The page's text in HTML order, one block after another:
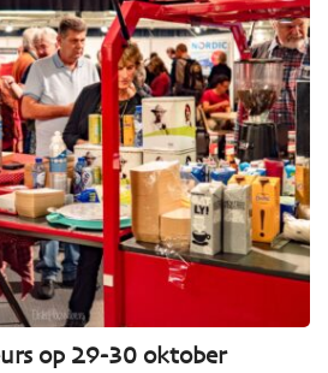
op 29-30 oktober